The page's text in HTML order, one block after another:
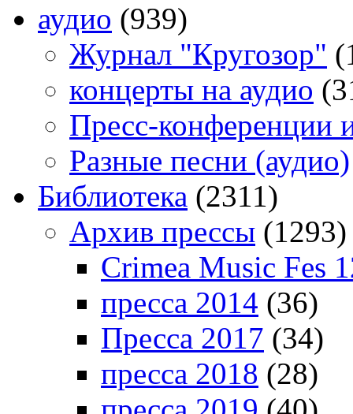
аудио (939)
Журнал "Кругозор"
концерты на аудио
Пресс-конференции
Разные песни (аудио)
Библиотека (2311)
Архив прессы (1293)
Crimea Music Fes
пресса 2014 (36)
Пресса 2017 (34)
пресса 2018 (28)